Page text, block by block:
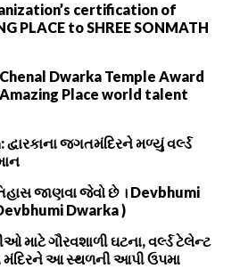
certification of
PLACE to SHREE SONMATH
Dwarka Temple Award
Place world talent
જગતમંદિરને મળ્યું વર્લ્ડ
જાણવા જેવો છે । Devbhumi
Dwarka )
માટે ગૌરવશાળી ઘટના, વર્લ્ડ ટેલેન્ટ
મંદિરને આ સ્થળની આપી ઉપમા